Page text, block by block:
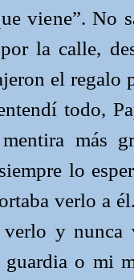
viene”. No
la calle,
el regalo
todo,
más
lo
verlo a
verlo y nunca
o mi